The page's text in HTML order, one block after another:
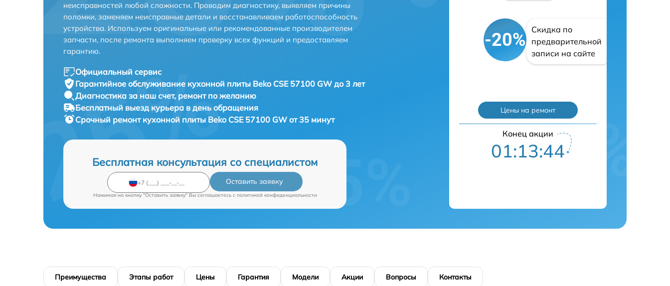
неисправностей любой сложности. Проводим диагностику, выявляем причины
поломки, заменяем неисправные детали и восстанавливаем работоспособность
устройства. Используем оригинальные или рекомендованные производителем
запчасти, после ремонта выполняем проверку всех функций и предоставляем
гарантию.
Официальный сервис
Гарантийное обслуживание кухонной плиты Beko CSE 57100 GW до 3 лет
Диагностика за наш счет, ремонт по желанию
Бесплатный выезд курьера в день обращения
Срочный ремонт кухонной плиты Beko CSE 57100 GW от 35 минут
Бесплатная консультация со специалистом
Оставить заявку
Нажимая на кнопку "Оставить заявку" Вы соглашаетесь c политикой конфиденциальности
-20%
Скидка по
предварительной
записи на сайте
Цены на ремонт
Конец акции
01:13:43
Преимущества Этапы работ Цены Гарантия Модели Акции Вопросы Контакты